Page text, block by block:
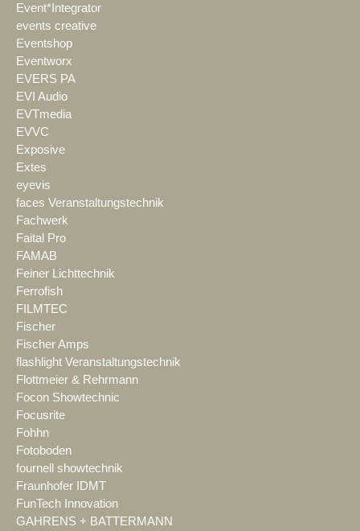
Event*Integrator
events creative
Eventshop
Eventworx
EVERS PA
EVI Audio
EVTmedia
EVVC
Exposive
Extes
eyevis
faces Veranstaltungstechnik
Fachwerk
Faital Pro
FAMAB
Feiner Lichttechnik
Ferrofish
FILMTEC
Fischer
Fischer Amps
flashlight Veranstaltungstechnik
Flottmeier & Rehrmann
Focon Showtechnic
Focusrite
Fohhn
Fotoboden
fournell showtechnik
Fraunhofer IDMT
FunTech Innovation
GAHRENS + BATTERMANN